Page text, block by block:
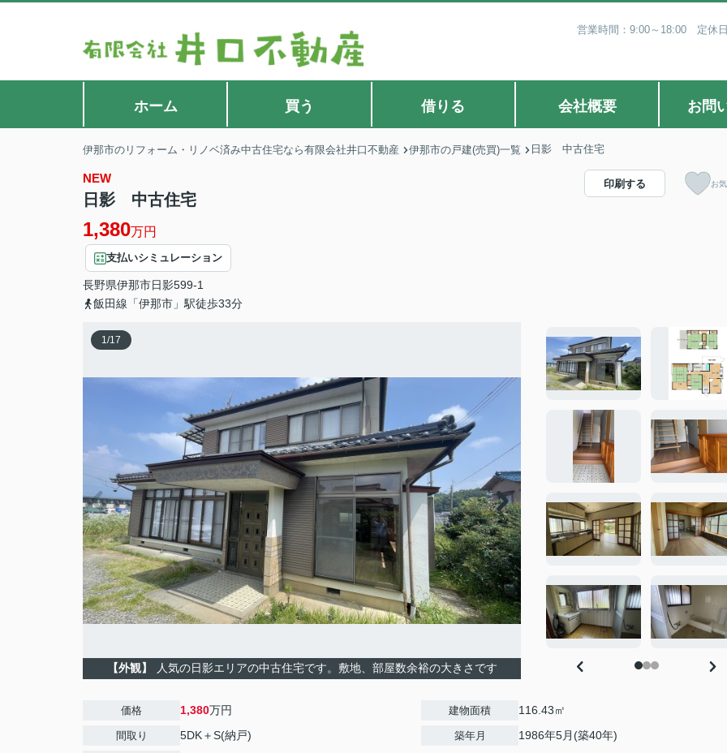
営業時間：9:00～18:00 定休
ホーム 買う 借りる 会社概要 お問
伊那市のリフォーム・リノベ済み中古住宅なら有限会社井口不動産 伊那市の戸建(売買)一覧 日影 中古住宅
NEW
日影 中古住宅
1,380万円
支払いシミュレーション
長野県伊那市日影599-1
飯田線「伊那市」駅徒歩33分
印刷する お
1/17
【外観】 人気の日影エリアの中古住宅です。敷地、部屋数余裕の大きさです
価格 1,380万円
間取り 5DK＋S(納戸)
建物面積 116.43㎡
築年月 1986年5月(築40年)